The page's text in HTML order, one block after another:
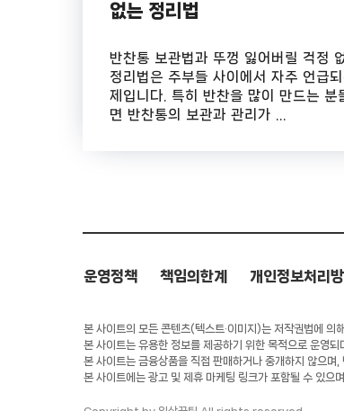
없는 정리법
반찬통 보관법과 뚜껑 잃어버릴 걱정
정리법은 주부들 사이에서 자주 언급
제입니다. 특히 반찬을 많이 만드는 분
면 반찬통의 보관과 관리가 ...
운영정책 책임의한계 개인정보처리
본 사이트의 모든 콘텐츠(텍스트·이미지)는 저작권법에 의
본 사이트는 유용한 정보를 제공하기 위한 목적으로 운영
본 사이트는 금융상품을 직접 판매하거나 중개하지 않으며,
본 사이트에는 광고 및 제휴 마케팅 링크가 포함될 수 있으